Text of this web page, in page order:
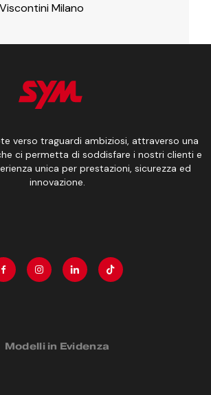
Milano
verso traguardi ambiziosi, attraverso una
ci permetta di soddisfare i nostri clienti e
unica per prestazioni, sicurezza ed
innovazione.
Modelli in Evidenza